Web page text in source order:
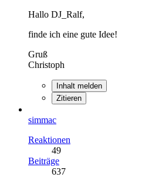
Hallo DJ_Ralf,
finde ich eine gute Idee!
Gruß
Christoph
Inhalt melden
Zitieren
simmac
Reaktionen
49
Beiträge
637